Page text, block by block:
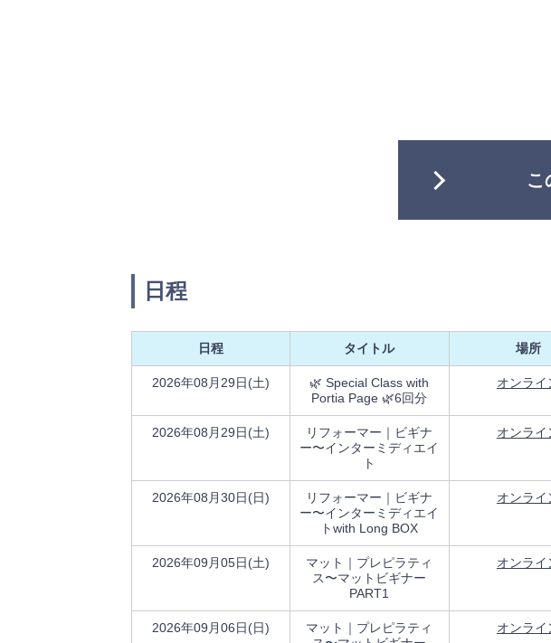
こ
日程
日程 タイトル 場所
2026年08月29日(土)
🌿 Special Class with
Portia Page 🌿6回分
オンライ
2026年08月29日(土)
リフォーマー｜ビギナ
ー〜インターミディエイ
ト
オンライ
2026年08月30日(日)
リフォーマー｜ビギナ
ー〜インターミディエイ
トwith Long BOX
オンライ
2026年09月05日(土)
マット｜プレピラティ
ス〜マットビギナー
PART1
オンライ
2026年09月06日(日)
マット｜プレピラティ
オンライ